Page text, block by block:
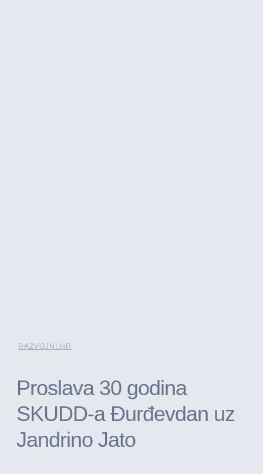
RAZVOJNI.HR
Proslava 30 godina
SKUDD-a Đurđevdan uz
Jandrino Jato